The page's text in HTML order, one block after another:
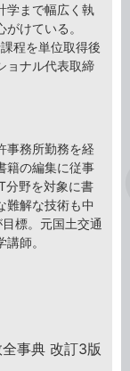
学まで幅広く執
けている。
程を単位取得後
ョナル代表取締
事務所勤務を経
籍の編集に従事
分野を対象に書
難解な技術も中
標。元国土交通
師。
事典 改訂3版